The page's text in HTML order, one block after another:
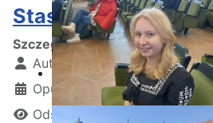
Staszic czyta na
Szczegóły
Autor:
Kamil Krosta
Opublikowano: 22 czerwiec
Odsłon: 349